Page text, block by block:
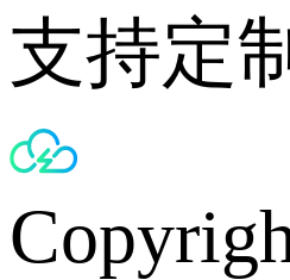
支持定